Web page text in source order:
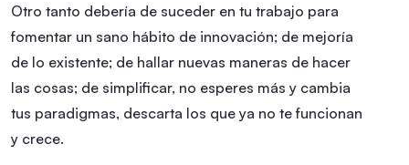
Otro tanto debería de suceder en tu trabajo para
fomentar un sano hábito de innovación; de mejoría
de lo existente; de hallar nuevas maneras de hacer
las cosas; de simplificar, no esperes más y cambia
tus paradigmas, descarta los que ya no te funcionan
y crece.